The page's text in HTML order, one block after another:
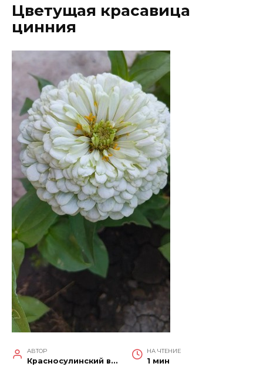
Цветущая красавица
цинния
АВТОР
Красносулинский вестник
НА ЧТЕНИЕ
1 мин